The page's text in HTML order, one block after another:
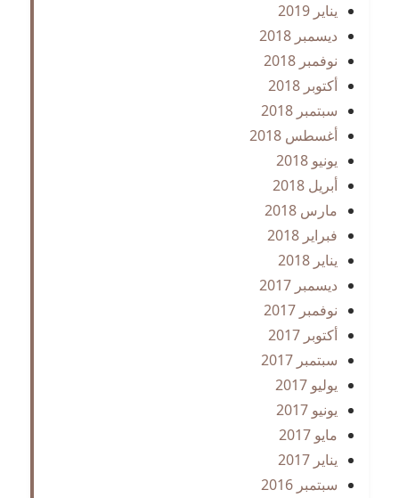
يناير 2019
ديسمبر 2018
نوفمبر 2018
أكتوبر 2018
سبتمبر 2018
أغسطس 2018
يونيو 2018
أبريل 2018
مارس 2018
فبراير 2018
يناير 2018
ديسمبر 2017
نوفمبر 2017
أكتوبر 2017
سبتمبر 2017
يوليو 2017
يونيو 2017
مايو 2017
يناير 2017
سبتمبر 2016